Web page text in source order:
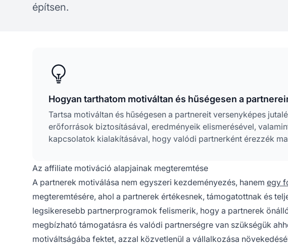
építsen.
Hogyan tarthatom motiváltan és hűségesen a
Tartsa motiváltan és hűségesen a partnereit versenyképes
erőforrások biztosításával, eredményeik elismerésével,
kapcsolatok kialakításával, hogy valódi partnerként érezzék
Az affiliate motiváció alapjainak megteremtése
A partnerek motiválása nem egyszeri kezdeményezés, hanem egy
megteremtésére, ahol a partnerek értékesnek, támogatottnak és
legsikeresebb partnerprogramok felismerik, hogy a partnerek
megbízható támogatásra és valódi partnerségre van szükségük
motiváltságába fektet, azzal közvetlenül a vállalkozása